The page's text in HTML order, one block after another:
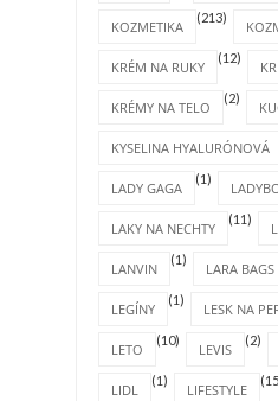
KOZMETIKA
(213)
KRÉM NA RUKY
(12)
KRÉMY NA TELO
(2)
KYSELINA HYALURÓNOVÁ
LADY GAGA
(1)
LAKY NA NECHTY
(11)
LANVIN
(1)
LARA BAGS
LEGÍNY
(1)
LESK NA
LETO
(10)
LEVIS
(2)
LIDL
(1)
LIFESTYLE